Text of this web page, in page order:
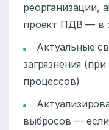
реорганизации,
проект ПДВ — в
Актуальные
загрязнения
процессов)
выбросов —